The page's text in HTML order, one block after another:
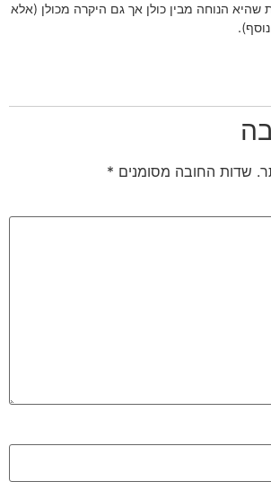
שהיא הנוחה מבין כולן אך גם היקרה מכולן (אלא
שדות החובה מסומנים *